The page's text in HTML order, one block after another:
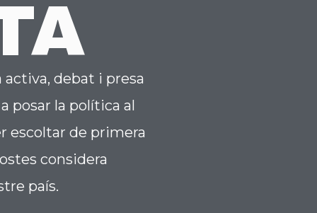
activa, debat i presa
posar la política al
escoltar de primera
considera
país.